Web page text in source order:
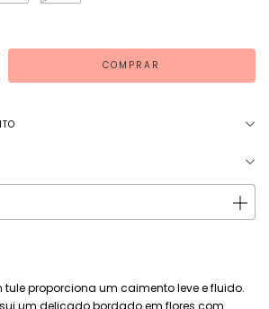
ALTERAR CEP
tule proporciona um caimento leve e fluido.
um delicado bordado em flores com